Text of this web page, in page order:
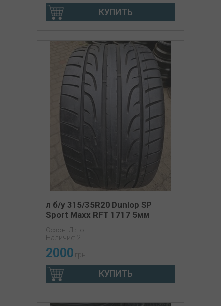
КУПИТЬ
л б/у 315/35R20 Dunlop SP
Sport Maxx RFT 1717 5мм
Сезон: Лето
Наличие: 2
2000 грн
КУПИТЬ